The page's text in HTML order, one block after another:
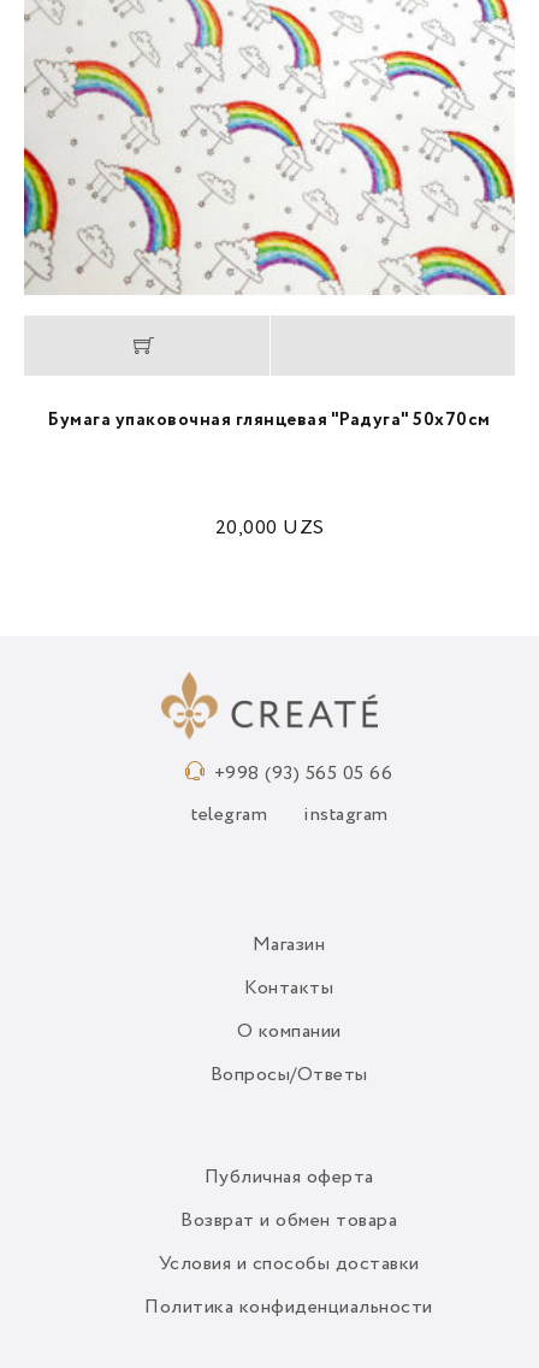
Бумага упаковочная глянцевая "Радуга" 50х70см
20,000 UZS
+998 (93) 565 05 66
telegram instagram
Магазин
Контакты
О компании
Вопросы/Ответы
Публичная оферта
Возврат и обмен товара
Условия и способы доставки
Политика конфиденциальности